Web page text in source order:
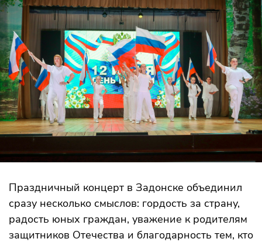
Праздничный концерт в Задонске объединил
сразу несколько смыслов: гордость за страну,
радость юных граждан, уважение к родителям
защитников Отечества и благодарность тем, кто